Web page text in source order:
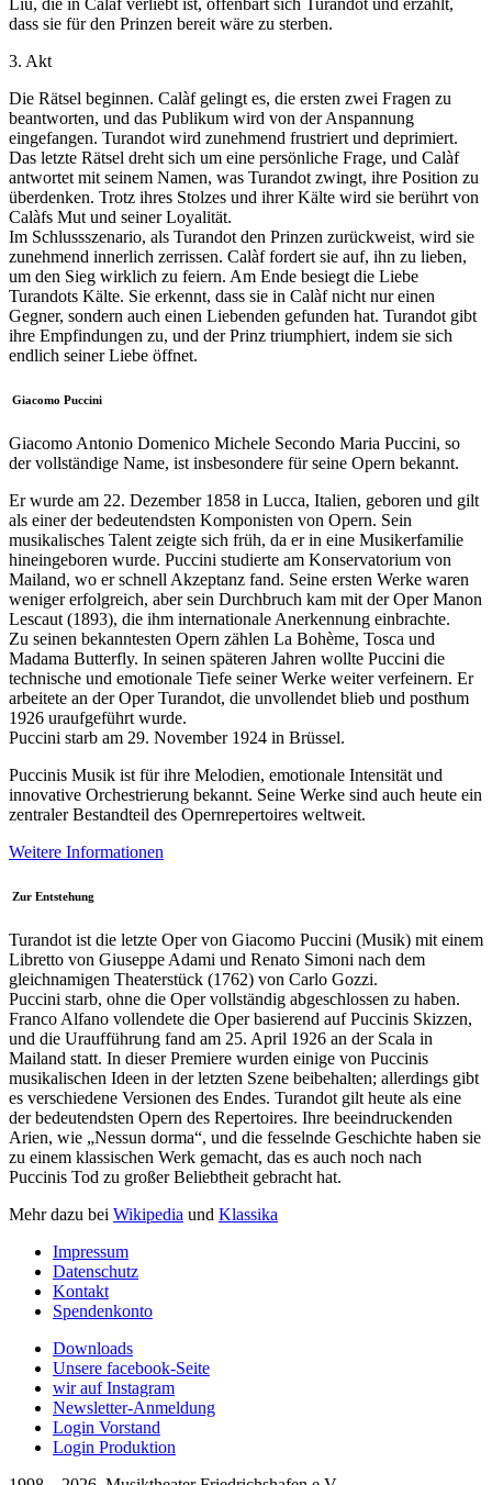
Liù, die in Calàf verliebt ist, offenbart sich Turandot und erzählt,
dass sie für den Prinzen bereit wäre zu sterben.
3. Akt
Die Rätsel beginnen. Calàf gelingt es, die ersten zwei Fragen zu
beantworten, und das Publikum wird von der Anspannung
eingefangen. Turandot wird zunehmend frustriert und deprimiert.
Das letzte Rätsel dreht sich um eine persönliche Frage, und Calàf
antwortet mit seinem Namen, was Turandot zwingt, ihre Position zu
überdenken. Trotz ihres Stolzes und ihrer Kälte wird sie berührt von
Calàfs Mut und seiner Loyalität.
Im Schlussszenario, als Turandot den Prinzen zurückweist, wird sie
zunehmend innerlich zerrissen. Calàf fordert sie auf, ihn zu lieben,
um den Sieg wirklich zu feiern. Am Ende besiegt die Liebe
Turandots Kälte. Sie erkennt, dass sie in Calàf nicht nur einen
Gegner, sondern auch einen Liebenden gefunden hat. Turandot gibt
ihre Empfindungen zu, und der Prinz triumphiert, indem sie sich
endlich seiner Liebe öffnet.
Giacomo Puccini
Giacomo Antonio Domenico Michele Secondo Maria Puccini, so
der vollständige Name, ist insbesondere für seine Opern bekannt.
Er wurde am 22. Dezember 1858 in Lucca, Italien, geboren und gilt
als einer der bedeutendsten Komponisten von Opern. Sein
musikalisches Talent zeigte sich früh, da er in eine Musikerfamilie
hineingeboren wurde. Puccini studierte am Konservatorium von
Mailand, wo er schnell Akzeptanz fand. Seine ersten Werke waren
weniger erfolgreich, aber sein Durchbruch kam mit der OperManon
Lescaut (1893), die ihm internationale Anerkennung einbrachte.
Zu seinen bekanntesten Opern zählen La Bohème, Tosca und
Madama Butterfly. In seinen späteren Jahren wollte Puccini die
technische und emotionale Tiefe seiner Werke weiter verfeinern. Er
arbeitete an der OperTurandot, die unvollendet blieb und posthum
1926 uraufgeführt wurde.
Puccini starb am 29. November 1924 in Brüssel.
Puccinis Musik ist für ihre Melodien, emotionale Intensität und
innovative Orchestrierung bekannt. Seine Werke sind auch heute ein
zentraler Bestandteil des Opernrepertoires weltweit.
Weitere Informationen
Zur Entstehung
Turandot ist die letzte Oper von Giacomo Puccini (Musik) mit einem
Libretto von Giuseppe Adami und Renato Simoni nach dem
gleichnamigen Theaterstück (1762) von Carlo Gozzi.
Puccini starb, ohne die Oper vollständig abgeschlossen zu haben.
Franco Alfano vollendete die Oper basierend auf Puccinis Skizzen,
und die Uraufführung fand am 25. April 1926 an der Scala in
Mailand statt. In dieser Premiere wurden einige von Puccinis
musikalischen Ideen in der letzten Szene beibehalten; allerdings gibt
es verschiedene Versionen des Endes. Turandot gilt heute als eine
der bedeutendsten Opern des Repertoires. Ihre beeindruckenden
Arien, wie „Nessun dorma“, und die fesselnde Geschichte haben sie
zu einem klassischen Werk gemacht, das es auch noch nach
Puccinis Tod zu großer Beliebtheit gebracht hat.
Mehr dazu bei Wikipedia und Klassika
Impressum
Datenschutz
Kontakt
Spendenkonto
Downloads
Unsere facebook-Seite
wir auf Instagram
Newsletter-Anmeldung
Login Vorstand
Login Produktion